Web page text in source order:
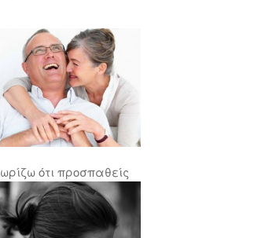
ότι προσπαθείς